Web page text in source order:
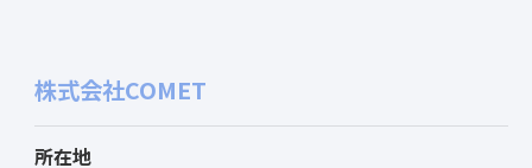
株式会社COMET
所在地